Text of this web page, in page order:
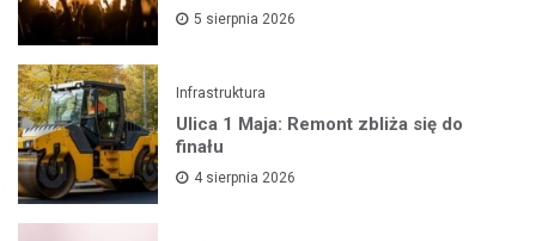
5 sierpnia 2026
Infrastruktura
Ulica 1 Maja: Remont zbliża się do
finału
4 sierpnia 2026